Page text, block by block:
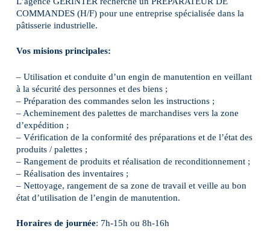
COMMANDES (H/F) pour une entreprise spécialisée dans la
pâtisserie industrielle.
Vos misions principales:
– Utilisation et conduite d’un engin de manutention en veillant
à la sécurité des personnes et des biens ;
– Préparation des commandes selon les instructions ;
– Acheminement des palettes de marchandises vers la zone
d’expédition ;
– Vérification de la conformité des préparations et de l’état des
produits / palettes ;
– Rangement de produits et réalisation de reconditionnement ;
– Réalisation des inventaires ;
– Nettoyage, rangement de sa zone de travail et veille au bon
état d’utilisation de l’engin de manutention.
Horaires de journée: 7h-15h ou 8h-16h